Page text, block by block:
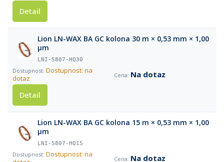
Detail
Lion LN-WAX BA GC kolona 30 m × 0,53 mm × 1,00
µm
LNI-5807-HQ30
Dostupnost: na
dotaz
Na dotaz
Detail
Lion LN-WAX BA GC kolona 15 m × 0,53 mm × 1,00
µm
LNI-5807-HQ15
Dostupnost: na
Na dotaz